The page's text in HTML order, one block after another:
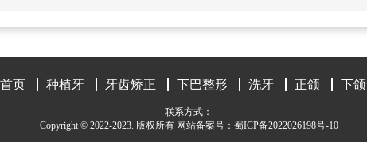
首页 种植牙 牙齿矫正 下巴整形 洗牙 正颌 下
联系方式：
Copyright © 2022-2023. 版权所有 网站备案号： 蜀ICP备2022026198号-10